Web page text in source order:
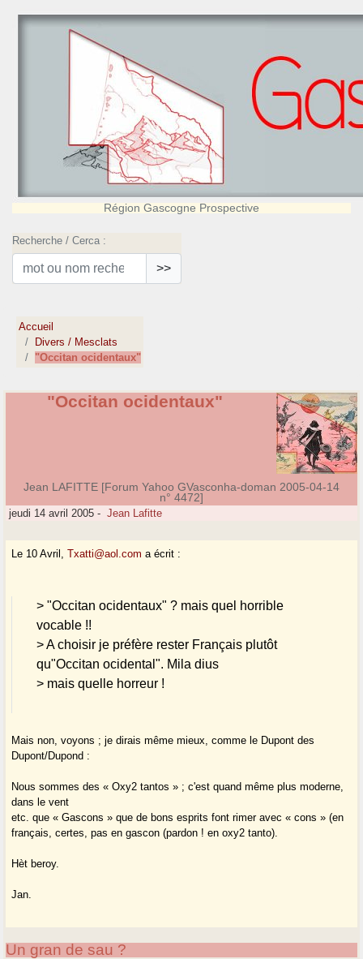
Région Gascogne Prospective
Recherche / Cerca :
>>
Accueil
Divers / Mesclats
"Occitan ocidentaux"
"Occitan ocidentaux"
Jean LAFITTE [Forum Yahoo GVasconha-doman 2005-04-14
n° 4472]
jeudi 14 avril 2005 - Jean Lafitte
Le 10 Avril,Txatti@aol.com a écrit :
> "Occitan ocidentaux" ? mais quel horrible
vocable !!
> A choisir je préfère rester Français plutôt
qu"Occitan ocidental". Mila dius
> mais quelle horreur !
Mais non, voyons ; je dirais même mieux, comme le Dupont des
Dupont/Dupond :
Nous sommes des « Oxy2 tantos » ; c'est quand même plus moderne,
dans le vent
etc. que « Gascons » que de bons esprits font rimer avec « cons » (en
français, certes, pas en gascon (pardon ! en oxy2 tanto).
Hèt beroy.
Jan.
Un gran de sau ?